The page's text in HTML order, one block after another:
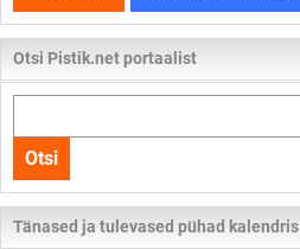
Otsi Pistik.net portaalist
kogu
lehelt
Otsi
Tänased ja tulevased pühad kalendris